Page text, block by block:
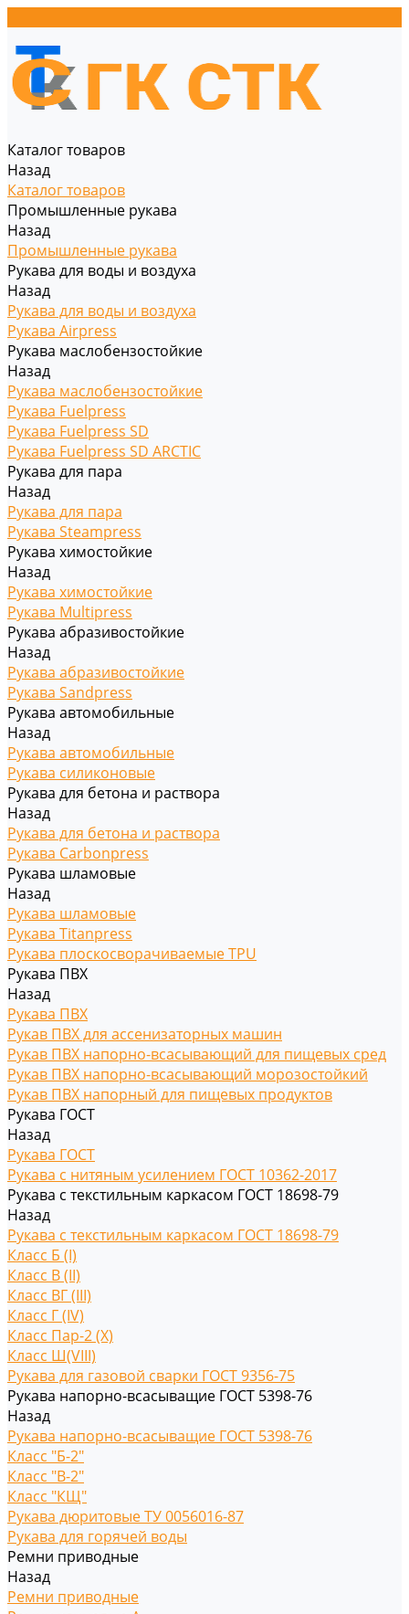
Каталог товаров
Назад
Каталог товаров
Промышленные рукава
Назад
Промышленные рукава
Рукава для воды и воздуха
Назад
Рукава для воды и воздуха
Рукава Airpress
Рукава маслобензостойкие
Назад
Рукава маслобензостойкие
Рукава Fuelpress
Рукава Fuelpress SD
Рукава Fuelpress SD ARCTIC
Рукава для пара
Назад
Рукава для пара
Рукава Steampress
Рукава химостойкие
Назад
Рукава химостойкие
Рукава Multipress
Рукава абразивостойкие
Назад
Рукава абразивостойкие
Рукава Sandpress
Рукава автомобильные
Назад
Рукава автомобильные
Рукава силиконовые
Рукава для бетона и раствора
Назад
Рукава для бетона и раствора
Рукава Carbonpress
Рукава шламовые
Назад
Рукава шламовые
Рукава Titanpress
Рукава плоскосворачиваемые TPU
Рукава ПВХ
Назад
Рукава ПВХ
Рукав ПВХ для ассенизаторных машин
Рукав ПВХ напорно-всасывающий для пищевых сред
Рукав ПВХ напорно-всасывающий морозостойкий
Рукав ПВХ напорный для пищевых продуктов
Рукава ГОСТ
Назад
Рукава ГОСТ
Рукава с нитяным усилением ГОСТ 10362-2017
Рукава с текстильным каркасом ГОСТ 18698-79
Назад
Рукава с текстильным каркасом ГОСТ 18698-79
Класс Б (I)
Класс В (II)
Класс ВГ (III)
Класс Г (IV)
Класс Пар-2 (X)
Класс Ш(VIII)
Рукава для газовой сварки ГОСТ 9356-75
Рукава напорно-всасыващие ГОСТ 5398-76
Назад
Рукава напорно-всасыващие ГОСТ 5398-76
Класс "Б-2"
Класс "В-2"
Класс "КЩ"
Рукава дюритовые ТУ 0056016-87
Рукава для горячей воды
Ремни приводные
Назад
Ремни приводные